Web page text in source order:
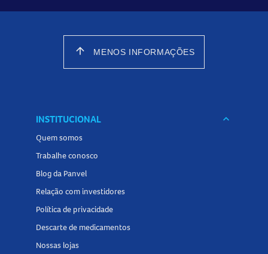
arrow_upward MENOS INFORMAÇÕES
INSTITUCIONAL keyboard_arrow_down
Quem somos
Trabalhe conosco
Blog da Panvel
Relação com investidores
Política de privacidade
Descarte de medicamentos
Nossas lojas